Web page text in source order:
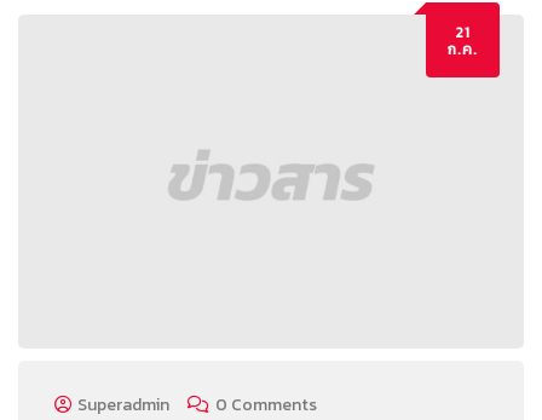
21
ก.ค.
Superadmin 0 Comments